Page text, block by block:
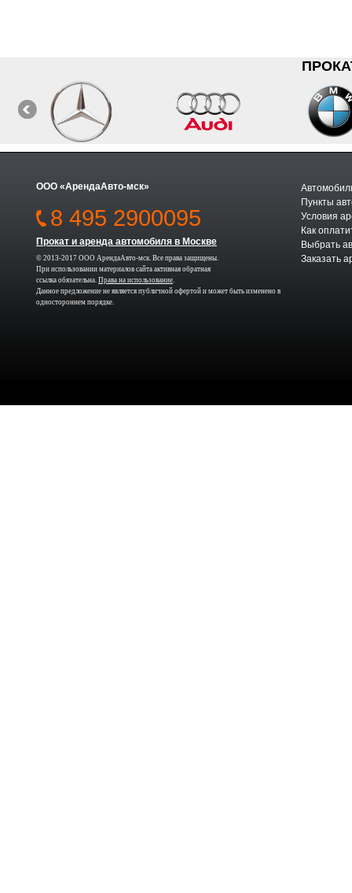
ООО «АрендаАвто-мск»
8 495 2900095
Прокат и аренда автомобиля в Москве
© 2013-2017 ООО АрендаАвто-мск. Все права защищены.
При использовании материалов сайта активная обратная
ссылка обязательна. Права на использование.
Данное предложение не является публичной офертой и может быть изменено в
одностороннем порядке.
Пункты
Условия
Как
Выбрать
Заказать